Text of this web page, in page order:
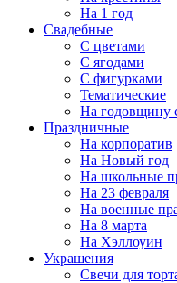
На 1 год
Свадебные
С цветами
С ягодами
С фигурками
Тематические
На годовщину
Праздничные
На корпоратив
На Новый год
На школьные
На 23 февраля
На военные
На 8 марта
На Хэллоуин
Украшения
Свечи для